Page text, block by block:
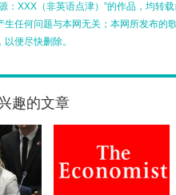
：XXX（非英语点津）”的作品，均转
生任何问题与本网无关；本网所发布的
便尽快删除。
趣的文章